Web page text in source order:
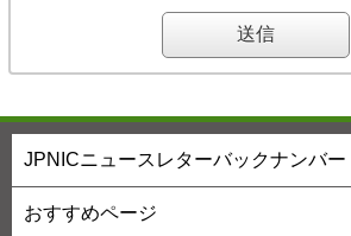
JPNICニュースレターバックナンバー
おすすめページ